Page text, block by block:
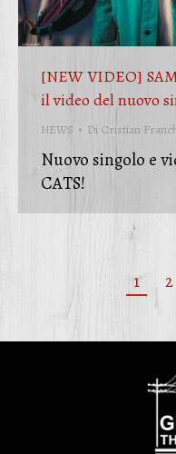
[NEW VIDEO]
il video del nuovo
NEWS Di Cristian
Nuovo singolo e
CATS!
1 2